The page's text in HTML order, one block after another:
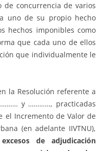
de concurrencia de varios
uno de su propio hecho
hechos imponibles como
que cada uno de ellos
que individualmente le
la Resolución referente a
y …………, practicadas
el Incremento de Valor de
(en adelante IIVTNU),
de adjudicación